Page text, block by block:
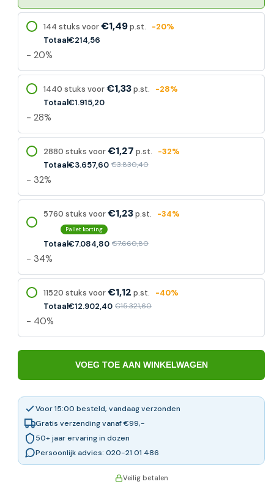
144 stuks voor€1,49p.st.
-20%
Totaal€214,56
- 20%
1440 stuks voor€1,33p.st.
-28%
Totaal€1.915,20
- 28%
2880 stuks voor€1,27 p.st.
-32%
Totaal€3.657,60 €3.830,40
- 32%
5760 stuks voor€1,23p.st. -34%
Pallet korting
Totaal€7.084,80 €7.660,80
- 34%
11520 stuks voor€1,12 p.st.
-40%
Totaal€12.902,40 €15.321,60
- 40%
VOEG TOE AAN WINKELWAGEN
Voor 15:00 besteld, vandaag verzonden
Gratis verzending vanaf €99,-
50+ jaar ervaring in dozen
Persoonlijk advies: 020-21 01 486
Veilig betalen